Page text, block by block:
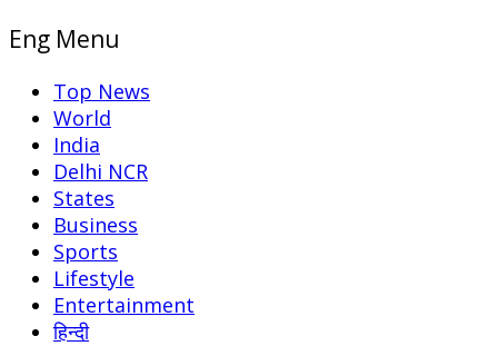
Eng Menu
Top News
World
India
Delhi NCR
States
Business
Sports
Lifestyle
Entertainment
हिन्दी